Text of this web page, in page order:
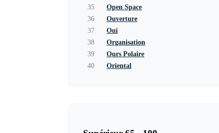
35
Open Space
36
Ouverture
37
Oui
38
Organisation
39
Ours Polaire
40
Oriental